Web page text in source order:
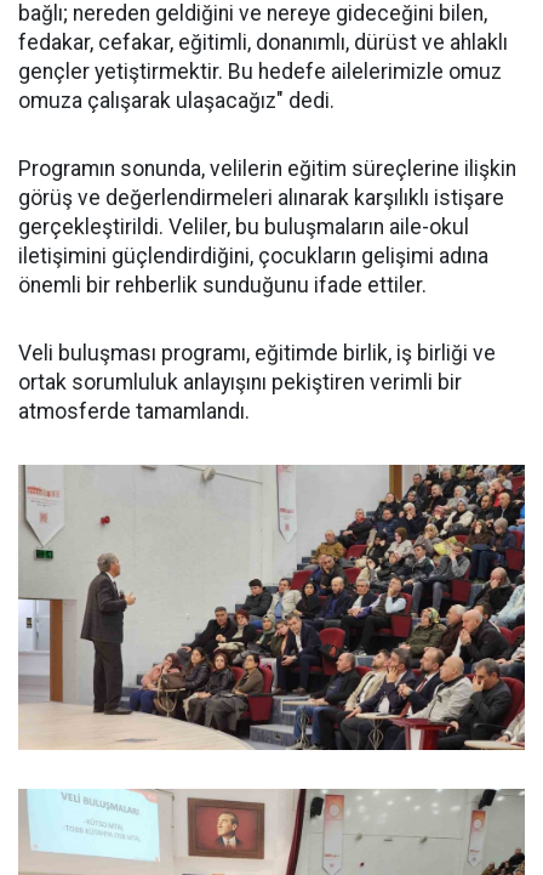
bağlı; nereden geldiğini ve nereye gideceğini bilen,
fedakar, cefakar, eğitimli, donanımlı, dürüst ve ahlaklı
gençler yetiştirmektir. Bu hedefe ailelerimizle omuz
omuza çalışarak ulaşacağız" dedi.
Programın sonunda, velilerin eğitim süreçlerine ilişkin
görüş ve değerlendirmeleri alınarak karşılıklı istişare
gerçekleştirildi. Veliler, bu buluşmaların aile-okul
iletişimini güçlendirdiğini, çocukların gelişimi adına
önemli bir rehberlik sunduğunu ifade ettiler.
Veli buluşması programı, eğitimde birlik, iş birliği ve
ortak sorumluluk anlayışını pekiştiren verimli bir
atmosferde tamamlandı.